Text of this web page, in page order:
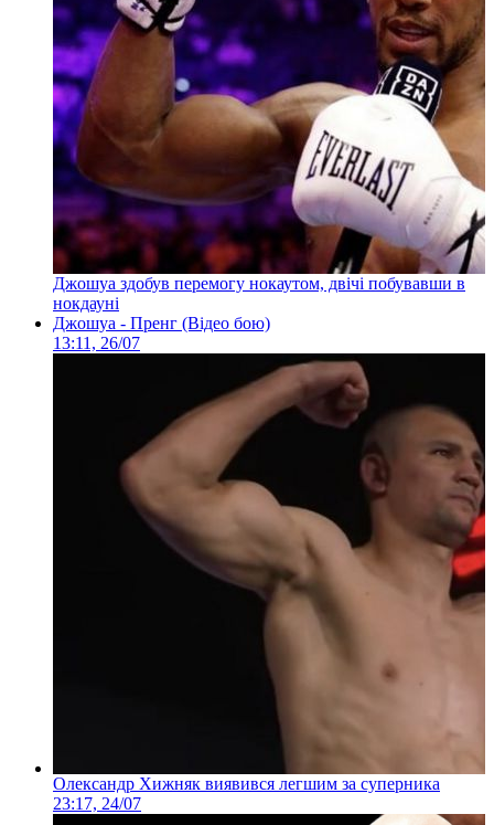
Джошуа здобув перемогу нокаутом, двічі побувавши в
нокдауні
Джошуа - Пренг (Відео бою)
13:11, 26/07
Олександр Хижняк виявився легшим за суперника
23:17, 24/07